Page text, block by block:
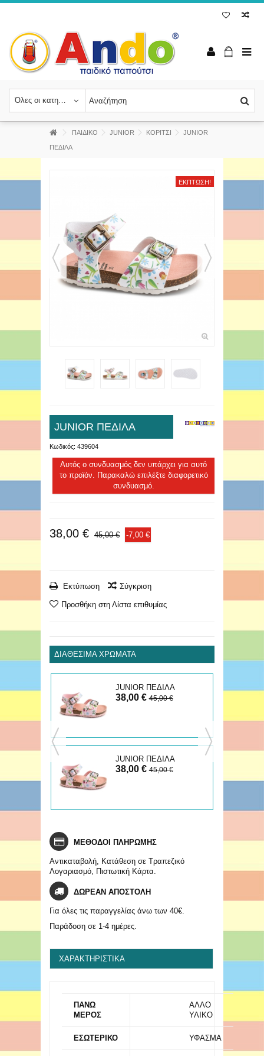
Όλες οι κατηγορίες
ΠΑΙΔΙΚΟ JUNIOR ΚΟΡΙΤΣΙ JUNIOR
ΠΕΔΙΛΑ
ΈΚΠΤΩΣΗ!
JUNIOR ΠΕΔΙΛΑ
Κωδικός: 439604
Αυτός ο συνδυασμός δεν υπάρχει για αυτό
το προϊόν. Παρακαλώ επιλέξτε διαφορετικό
συνδυασμό.
38,00 € 45,00 € -7,00 €
Εκτύπωση Σύγκριση
Προσθήκη στη Λίστα επιθυμίας
ΔΙΑΘΈΣΙΜΑ ΧΡΏΜΑΤΑ
JUNIOR ΠΕΔΙΛΑ
38,00 €45,00 €
JUNIOR ΠΕΔΙΛΑ
38,00 €45,00 €
ΜΕΘΟΔΟΙ ΠΛΗΡΩΜΗΣ
Αντικαταβολή, Κατάθεση σε Τραπεζικό
Λογαριασμό, Πιστωτική Κάρτα.
ΔΩΡΕΑΝ ΑΠΟΣΤΟΛΗ
Για όλες τις παραγγελίας άνω των 40€.
Παράδοση σε 1-4 ημέρες.
ΧΑΡΑΚΤΗΡΙΣΤΙΚΆ
ΠΑΝΩ
ΜΕΡΟΣ
ΑΛΛΟ
ΥΛΙΚΟ
ΕΣΩΤΕΡΙΚΟ ΥΦΑΣΜΑ